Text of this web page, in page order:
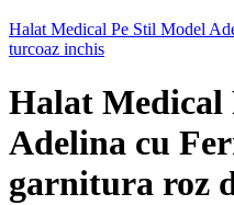
Halat Medical Pe Stil Model
turcoaz inchis
Halat Medical
Adelina cu
garnitura roz